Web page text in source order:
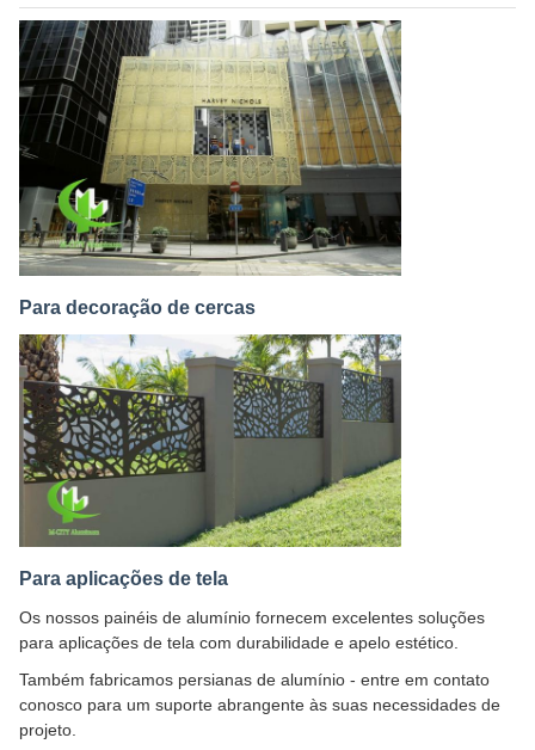
Para decoração de cercas
Para aplicações de tela
Os nossos painéis de alumínio fornecem excelentes soluções
para aplicações de tela com durabilidade e apelo estético.
Também fabricamos persianas de alumínio - entre em contato
conosco para um suporte abrangente às suas necessidades de
projeto.